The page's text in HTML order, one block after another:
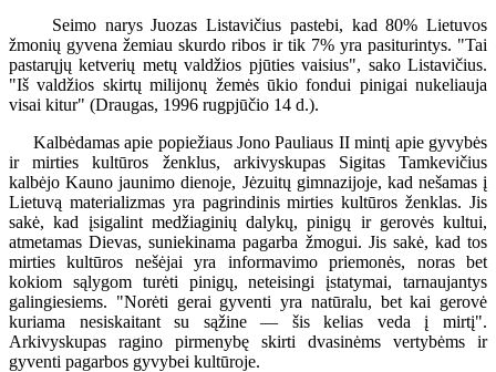
Seimo narys Juozas Listavičius pastebi, kad 80% Lietuvos
žmonių gyvena žemiau skurdo ribos ir tik 7% yra pasiturintys. "Tai
pastarųjų ketverių metų valdžios pjūties vaisius", sako Listavičius.
"Iš valdžios skirtų milijonų žemės ūkio fondui pinigai nukeliauja
visai kitur" (Draugas, 1996 rugpjūčio 14 d.).
Kalbėdamas apie popiežiaus Jono Pauliaus II mintį apie gyvybės
ir mirties kultūros ženklus, arkivyskupas Sigitas Tamkevičius
kalbėjo Kauno jaunimo dienoje, Jėzuitų gimnazijoje, kad nešamas į
Lietuvą materializmas yra pagrindinis mirties kultūros ženklas. Jis
sakė, kad įsigalint medžiaginių dalykų, pinigų ir gerovės kultui,
atmetamas Dievas, suniekinama pagarba žmogui. Jis sakė, kad tos
mirties kultūros nešėjai yra informavimo priemonės, noras bet
kokiom sąlygom turėti pinigų, neteisingi įstatymai, tarnaujantys
galingiesiems. "Norėti gerai gyventi yra natūralu, bet kai gerovė
kuriama nesiskaitant su sąžine — šis kelias veda į mirtį".
Arkivyskupas ragino pirmenybę skirti dvasinėms vertybėms ir
gyventi pagarbos gyvybei kultūroje.